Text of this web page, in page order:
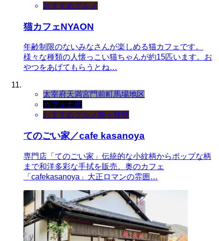
おすすめグルメ
猫カフェNYAON
年齢制限のないみなさんが楽しめる猫カフェです。
様々な種類の人懐っこい猫ちゃんが約15匹います。お
やつをあげてもらうとね…
太宰府天満宮門前町馬場地区
カフェ 土産
おすすめグルメ梅ヶ枝餅
てのごい家／cafe kasanoya
専門店「てのごい家」伝統的な小紋柄からポップな柄
まで和洋多彩な手拭を販売。奥のカフェ
「cafekasanoya」大正ロマンの雰囲…